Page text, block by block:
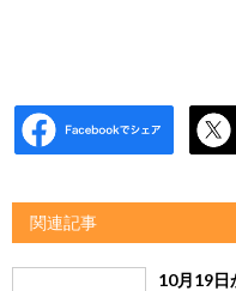
関連記事
10月19